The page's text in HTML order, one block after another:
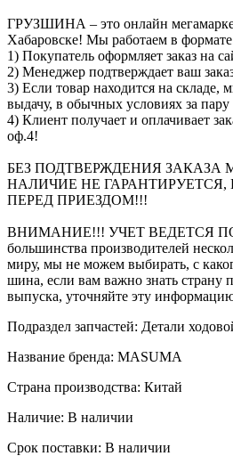
ГРУЗШИНА – это онлайн
Хабаровске! Мы работаем в
1) Покупатель оформляет заказ на
2) Менеджер подтверждает ваш
3) Если товар находится на складе,
выдачу, в обычных условиях за пару
4) Клиент получает и оплачивает
оф.4!
БЕЗ ПОДТВЕРЖДЕНИЯ ЗАКАЗА
НАЛИЧИЕ НЕ ГАРАНТИРУЕТСЯ,
ПЕРЕД ПРИЕЗДОМ!!!
ВНИМАНИЕ!!! УЧЕТ ВЕДЕТСЯ
большинства производителей
миру, мы не можем выбирать, с
шина, если вам важно знать страну
выпуска, уточняйте эту
Подраздел запчастей: Детали
Название бренда: MASUMA
Страна производства: Китай
Наличие: В наличии
Срок поставки: В наличии